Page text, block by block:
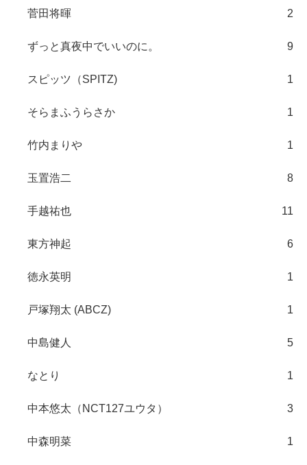
菅田将暉 2
ずっと真夜中でいいのに。 9
スピッツ（SPITZ) 1
そらまふうらさか 1
竹内まりや 1
玉置浩二 8
手越祐也 11
東方神起 6
徳永英明 1
戸塚翔太 (ABCZ) 1
中島健人 5
なとり 1
中本悠太（NCT127ユウタ） 3
中森明菜 1